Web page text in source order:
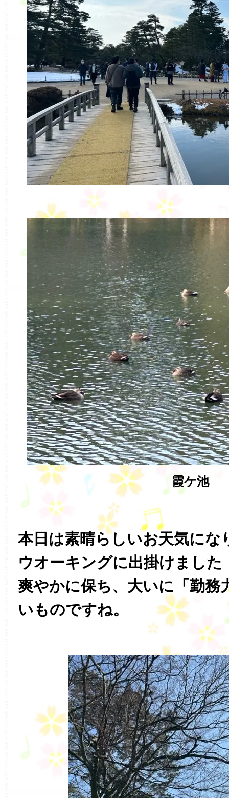
霞ケ池
本日は素晴らしいお天気にな
ウオーキングに出掛けました
爽やかに保ち、大いに「勤務
いものですね。